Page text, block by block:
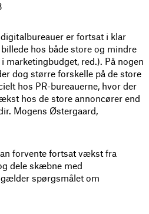
er fortsat i klar
hos både store og mindre
red.). På nogen
dog større forskelle på de store
hos PR-bureauerne, hvor der
hos de store annoncører end
Mogens Østergaard,
forvente fortsat vækst fra
dele skæbne med
spørgsmålet om